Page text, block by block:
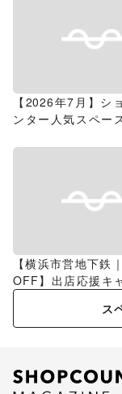
【2026年7月】シ
ンター人気スペー
【横浜市営地下鉄
OFF】出店応援キ
特集
ス